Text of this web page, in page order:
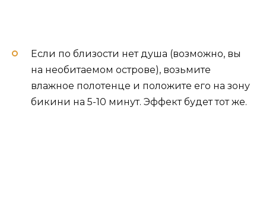
Если по близости нет душа (возможно, вы
на необитаемом острове), возьмите
влажное полотенце и положите его на зону
бикини на 5-10 минут. Эффект будет тот же.